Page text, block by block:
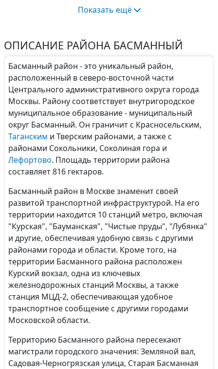
Показать ещё
ОПИСАНИЕ РАЙОНА БАСМАННЫЙ
Басманный район - это уникальный район,
расположенный в северо-восточной части
Центрального административного округа города
Москвы. Району соответствует внутригородское
муниципальное образование - муниципальный
округ Басманный. Он граничит с Красносельским,
Таганским и Тверским районами, а также с
районами Сокольники, Соколиная гора и
Лефортово. Площадь территории района
составляет 816 гектаров.
Басманный район в Москве знаменит своей
развитой транспортной инфраструктурой. На его
территории находится 10 станций метро, включая
"Курская", "Бауманская", "Чистые пруды", "Лубянка"
и другие, обеспечивая удобную связь с другими
районами города и области. Кроме того, на
территории Басманного района расположен
Курский вокзал, одна из ключевых
железнодорожных станций Москвы, а также
станция МЦД-2, обеспечивающая удобное
транспортное сообщение с другими городами
Московской области.
Территорию Басманного района пересекают
магистрали городского значения: Земляной вал,
Садовая-Черногрязская улица, Старая Басманная